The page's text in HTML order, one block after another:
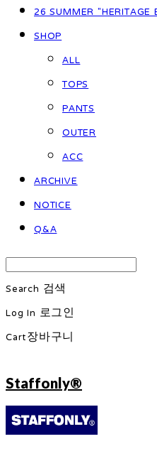
26 SUMMER "HERITAGE
SHOP
ALL
TOPS
PANTS
OUTER
ACC
ARCHIVE
NOTICE
Q&A
Search 검색
Log In 로그인
Cart장바구니
Staffonly®